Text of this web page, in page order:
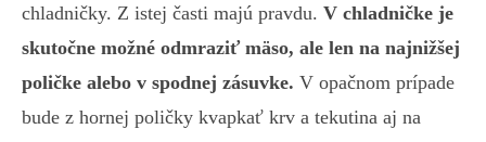
chladničky. Z istej časti majú pravdu. V chladničke je
skutočne možné odmraziť mäso, ale len na najnižšej
poličke alebo v spodnej zásuvke. V opačnom prípade
bude z hornej poličky kvapkať krv a tekutina aj na